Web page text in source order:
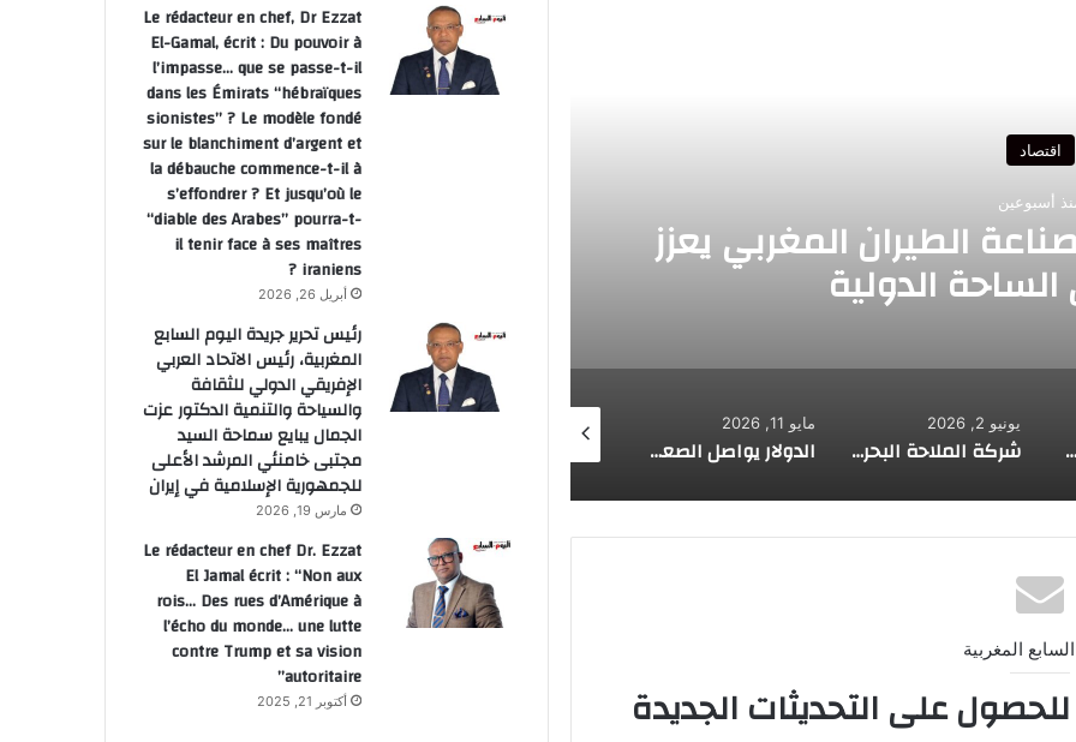
اقتصاد
أسبوعين
الطيران المغربي يعزز
الدولية
الرباط تحتضن الدورة الحادية
الرباط تحتضن الدورة الحادية عشرة للندوة الإفريقية للضرائب
يونيو 2, 2026
شركة الملاحة البحرية “GNV” تعزز حضورها بالمغرب بتشغيل سفينتين جديدتين تعملان بالغاز الطبيعي المس
مايو 11, 2026
الدولار يواصل الصعود مدعوما ببيانات قوية لسوق العمل الأمريكي
مايو 11, 2026
ارتفاع أسعار الدولار و استقرار الين مع تصاعد التوتر في الشرق الأوسط
مارس 31, 2026
المغربية
على التحديثات الجديدة
Le rédacteur en chef, Dr Ezzat
El-Gamal, écrit : Du pouvoir à
l’impasse… que se passe-t-il
dans les Émirats “hébraïques
sionistes” ? Le modèle fondé
sur le blanchiment d’argent et
la débauche commence-t-il à
s’effondrer ? Et jusqu’où le
“diable des Arabes” pourra-t-
il tenir face à ses maîtres
iraniens ?
أبريل 26, 2026
رئيس تحرير جريدة اليوم السابع
المغربية، رئيس الاتحاد العربي
الإفريقي الدولي للثقافة
والسياحة والتنمية الدكتور عزت
الجمال يبايع سماحة السيد
مجتبى خامنئي المرشد الأعلى
للجمهورية الإسلامية في إيران
مارس 19, 2026
Le rédacteur en chef Dr. Ezzat
El Jamal écrit : “Non aux
rois… Des rues d’Amérique à
l’écho du monde… une lutte
contre Trump et sa vision
autoritaire”
أكتوبر 21, 2025